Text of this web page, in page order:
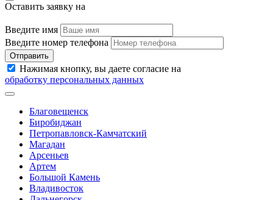
Оставить заявку на
Введите имя
Введите номер телефона
Отправить
Нажимая кнопку, вы даете согласие на
обработку персональных данных
Благовещенск
Биробиджан
Петропавловск-Камчатский
Магадан
Арсеньев
Артем
Большой Камень
Владивосток